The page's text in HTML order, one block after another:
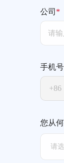
公司 *
手机号
您从
请